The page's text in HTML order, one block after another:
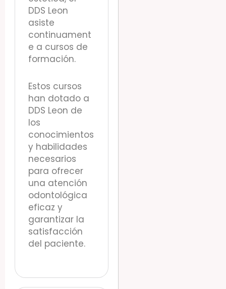
DDS Leon
asiste
continuament
e a cursos de
formación.
Estos cursos
han dotado a
DDS Leon de
los
conocimientos
y habilidades
necesarios
para ofrecer
una atención
odontológica
eficaz y
garantizar la
satisfacción
del paciente.